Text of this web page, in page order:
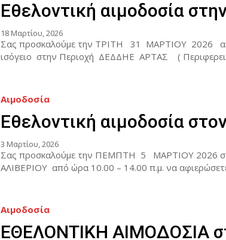
Εθελοντική αιμοδοσία
18 Μαρτίου, 2026
Σας προσκαλούμε την ΤΡΙΤΗ 31 ΜΑΡΤΙΟΥ 2026
ισόγειο στην Περιοχή ΔΕΔΔΗΕ ΑΡΤΑΣ (
Αιμοδοσία
Εθελοντική αιμοδοσία
3 Μαρτίου, 2026
Σας προσκαλούμε την ΠΕΜΠΤΗ 5 ΜΑΡΤΙΟΥ 2026
ΑΛΙΒΕΡΙΟΥ από ώρα 10.00 – 14.00 π.μ. να
Αιμοδοσία
ΕΘΕΛΟΝΤΙΚΗ ΑΙΜΟΔΟΣΙΑ